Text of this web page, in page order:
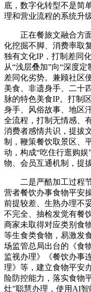
底，数字化转型不是简
理和营业流程的系统升级
正在餐旅文融合方面
化挖掘不脚、消费率取
独有文化IP，打制差同
从“浅层叠加”向“深度
差同化劣势。兼顾社区
美食、非遗身手、二十
脉的特色美食IP。打制
身手、风俗故事、地区
全流程，打制无情感、
消费者感情共识，提拔
制，鞭策餐饮取景区、
动，构成“吃住行逛购
物、会员互通机制，提
二是严酷加工过程节
营者餐饮办事食物平安
前提较差、生熟办理不
不完全、抽检发觉有餐
商家未取得对应类别食
等生食类食物，易激发
场监管总局出台的《食
监视办理》《餐饮办事
理》等，建立食物平安
险防控能力，落实食物
灶”聪慧办理，使用AI